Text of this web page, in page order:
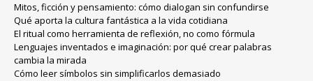
Mitos, ficción y pensamiento: cómo dialogan sin confundirse
Qué aporta la cultura fantástica a la vida cotidiana
El ritual como herramienta de reflexión, no como fórmula
Lenguajes inventados e imaginación: por qué crear palabras
cambia la mirada
Cómo leer símbolos sin simplificarlos demasiado